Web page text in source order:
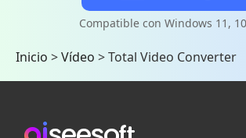
Compatible con Windows 11,
Inicio >Vídeo >Total Video Converter